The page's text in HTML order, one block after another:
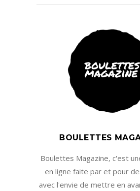
BOULETTES
Boulettes Magazine, c'est
en ligne faite par et pour
avec l'envie de mettre en